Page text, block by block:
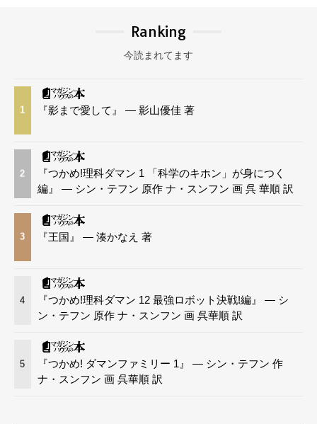
Ranking
今読まれてます
1 『影まで愛して』 — 影山優佳 著
2
『つかめ!理科ダマン 1 「科学のキホン」が身につく
編』 — シン・テフン 原作 ナ・スンフン 画 呉 華順 訳
3 『王国』 — 湊かなえ 著
4
『つかめ!理科ダマン 12 最強ロボット決戦!編』 — シ
ン・テフン 原作 ナ・スンフン 画 呉華順 訳
5
『つかめ! ダマンファミリー 1』 — シン・テフン 作
ナ・スンフン 画 呉華順 訳